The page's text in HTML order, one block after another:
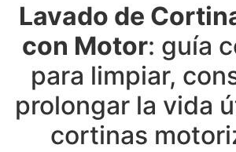
Lavado de
con Motor: guía
para limpiar,
prolongar la vida
cortinas